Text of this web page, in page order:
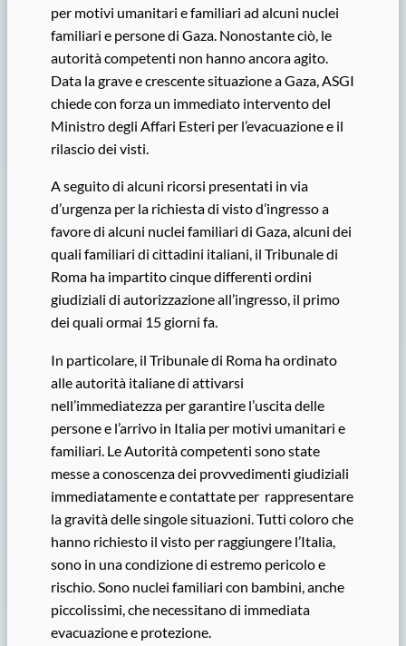
per motivi umanitari e familiari ad alcuni nuclei
familiari e persone di Gaza. Nonostante ciò, le
autorità competenti non hanno ancora agito.
Data la grave e crescente situazione a Gaza, ASGI
chiede con forza un immediato intervento del
Ministro degli Affari Esteri per l’evacuazione e il
rilascio dei visti.
A seguito di alcuni ricorsi presentati in via
d’urgenza per la richiesta di visto d’ingresso a
favore di alcuni nuclei familiari di Gaza, alcuni dei
quali familiari di cittadini italiani, il Tribunale di
Roma ha impartito cinque differenti ordini
giudiziali di autorizzazione all’ingresso, il primo
dei quali ormai 15 giorni fa.
In particolare, il Tribunale di Roma ha ordinato
alle autorità italiane di attivarsi
nell’immediatezza per garantire l’uscita delle
persone e l’arrivo in Italia per motivi umanitari e
familiari. Le Autorità competenti sono state
messe a conoscenza dei provvedimenti giudiziali
immediatamente e contattate per rappresentare
la gravità delle singole situazioni. Tutti coloro che
hanno richiesto il visto per raggiungere l’Italia,
sono in una condizione di estremo pericolo e
rischio. Sono nuclei familiari con bambini, anche
piccolissimi, che necessitano di immediata
evacuazione e protezione.